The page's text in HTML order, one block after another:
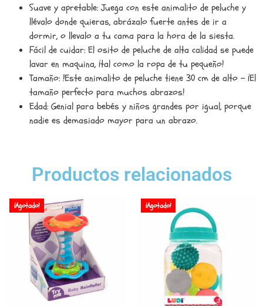
Suave y apretable: Juega con este animalito de peluche y
llévalo donde quieras, abrázalo fuerte antes de ir a
dormir, o llevalo a tu cama para la hora de la siesta.
Fácil de cuidar: El osito de peluche de alta calidad se puede
lavar en maquina, ¡tal como la ropa de tu pequeño!
Tamaño: !Este animalito de peluche tiene 30 cm de alto – ¡El
tamaño perfecto para muchos abrazos!
Edad: Genial para bebés y niños grandes por igual, porque
nadie es demasiado mayor para un abrazo.
Productos relacionados
¡Agotado! ¡Agotado!